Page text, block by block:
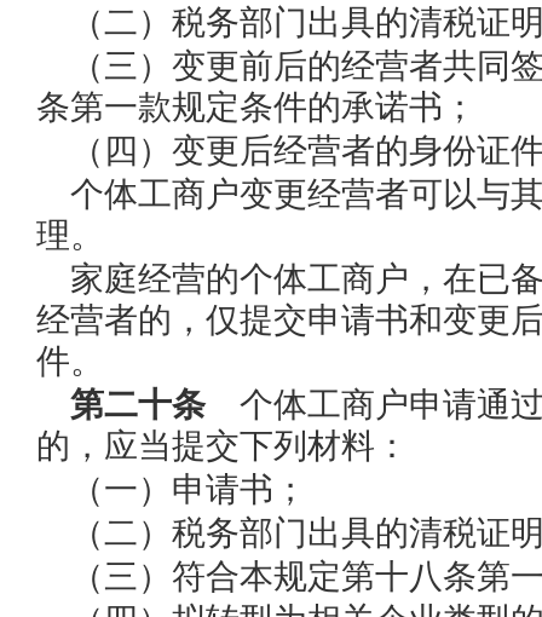
（二）税务部门出具的清税证
（三）变更前后的经营者共同
条第一款规定条件的承诺书；
（四）变更后经营者的身份证
个体工商户变更经营者可以与
理。
家庭经营的个体工商户，在已
经营者的，仅提交申请书和变更
件。
第二十条个体工商户申请通过
的，应当提交下列材料：
（一）申请书；
（二）税务部门出具的清税证
（三）符合本规定第十八条第